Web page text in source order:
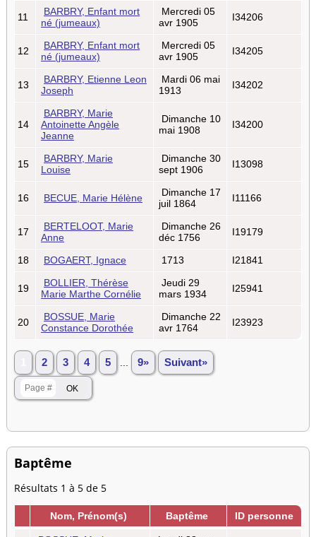
11
BARBRY, Enfant mort
né (jumeaux)
Mercredi 05
avr 1905
I34206
12
BARBRY, Enfant mort
né (jumeaux)
Mercredi 05
avr 1905
I34205
13
BARBRY, Etienne Leon
Joseph
Mardi 06 mai
1913
I34202
14
BARBRY, Marie
Antoinette Angèle
Jeanne
Dimanche 10
mai 1908
I34200
15
BARBRY, Marie
Louise
Dimanche 30
sept 1906
I13098
16 BECUE, Marie Hélène
Dimanche 17
juil 1864
I11166
17
BERTELOOT, Marie
Anne
Dimanche 26
déc 1756
I19179
18 BOGAERT, Ignace 1713 I21841
19
BOLLIER, Thérèse
Marie Marthe Cornélie
Jeudi 29
mars 1934
I25941
20
BOSSUE, Marie
Constance Dorothée
Dimanche 22
avr 1764
I23923
2 3 4 5 9» Suivant»
Baptême
Résultats 1 à 5 de 5
Nom, Prénom(s) Baptême ID personne